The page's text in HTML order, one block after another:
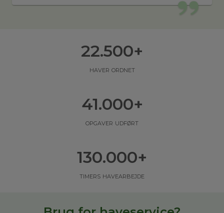
haver ordnet
22.500+
opgaver udført
41.000+
timers havearbejde
130.000+